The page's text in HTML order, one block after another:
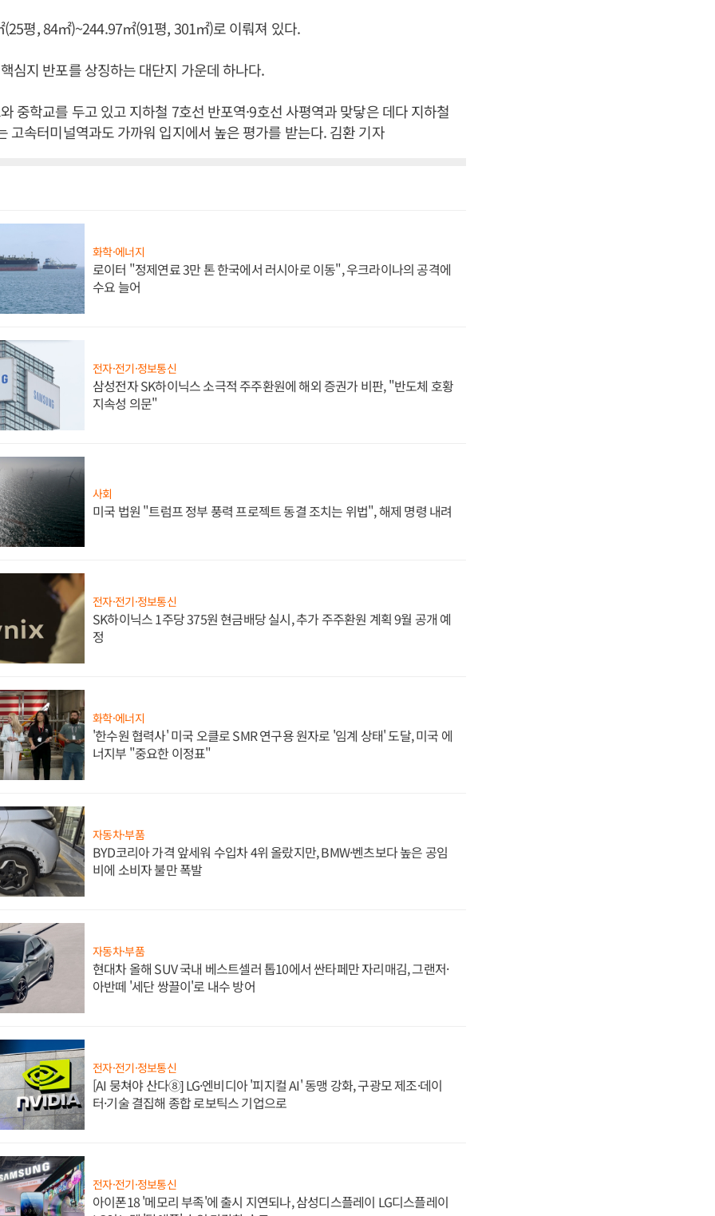
평, 84㎡)~244.97㎡(91평, 301㎡)로 이뤄져 있다.
심지 반포를 상징하는 대단지 가운데 하나다.
중학교를 두고 있고 지하철 7호선 반포역·9호선 사평역과 맞닿은 데다 지하철
고속터미널역과도 가까워 입지에서 높은 평가를 받는다. 김환 기자
화학·에너지
로이터 "정제연료 3만 톤 한국에서 러시아로 이동", 우크라이나의 공격에
수요 늘어
전자·전기·정보통신
삼성전자 SK하이닉스 소극적 주주환원에 해외 증권가 비판, "반도체 호황
지속성 의문"
사회
미국 법원 "트럼프 정부 풍력 프로젝트 동결 조치는 위법", 해제 명령 내려
전자·전기·정보통신
SK하이닉스 1주당 375원 현금배당 실시, 추가 주주환원 계획 9월 공개 예
정
화학·에너지
'한수원 협력사' 미국 오클로 SMR 연구용 원자로 '임계 상태' 도달, 미국 에
너지부 "중요한 이정표"
자동차·부품
BYD코리아 가격 앞세워 수입차 4위 올랐지만, BMW·벤츠보다 높은 공임
비에 소비자 불만 폭발
자동차·부품
현대차 올해 SUV 국내 베스트셀러 톱10에서 싼타페만 자리매김, 그랜저·
아반떼 '세단 쌍끌이'로 내수 방어
전자·전기·정보통신
[AI 뭉쳐야 산다⑧] LG·엔비디아 '피지컬 AI' 동맹 강화, 구광모 제조·데이
터·기술 결집해 종합 로보틱스 기업으로
전자·전기·정보통신
아이폰18 '메모리 부족'에 출시 지연되나, 삼성디스플레이 LG디스플레이